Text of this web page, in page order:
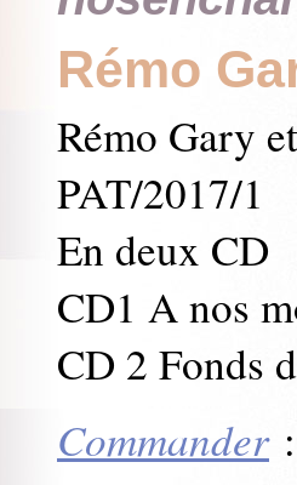
Rémo
Rémo Gary
PAT/2017/1
En deux CD
CD1 A nos
CD 2 Fonds
Commander: